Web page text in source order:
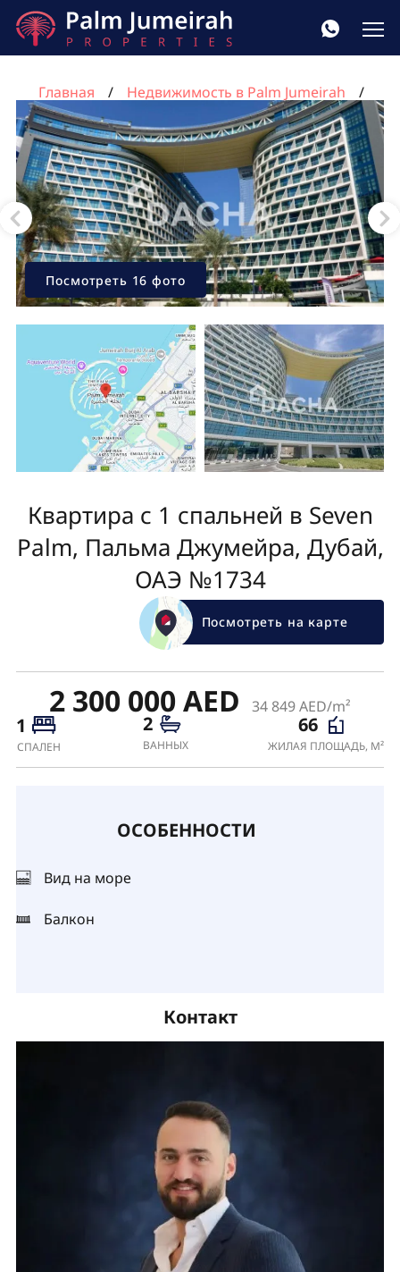
Главная
Недвижимость в Palm Jumeirah
Квартира с 1 спальней в Seven Palm, Пальма
Джумейра, Дубай, ОАЭ №1734
Посмотреть 16 фото
Квартира с 1 спальней в Seven
Palm, Пальма Джумейра, Дубай,
ОАЭ №1734
Посмотреть на карте
2 300 000 AED 34 849 AED/m²
1
СПАЛЕН
2
ВАННЫХ
66
ЖИЛАЯ ПЛОЩАДЬ, М²
ОСОБЕННОСТИ
Вид на море
Балкон
Контакт